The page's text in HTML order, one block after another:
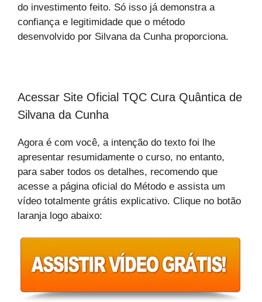
do investimento feito. Só isso já demonstra a
confiança e legitimidade que o método
desenvolvido por Silvana da Cunha proporciona.
Acessar Site Oficial TQC Cura Quântica de
Silvana da Cunha
Agora é com você, a intenção do texto foi lhe
apresentar resumidamente o curso, no entanto,
para saber todos os detalhes, recomendo que
acesse a página oficial do Método e assista um
vídeo totalmente grátis explicativo. Clique no botão
laranja logo abaixo: